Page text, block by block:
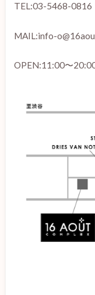
TEL:03-5468-0816
MAIL:info-
OPEN:11:00〜